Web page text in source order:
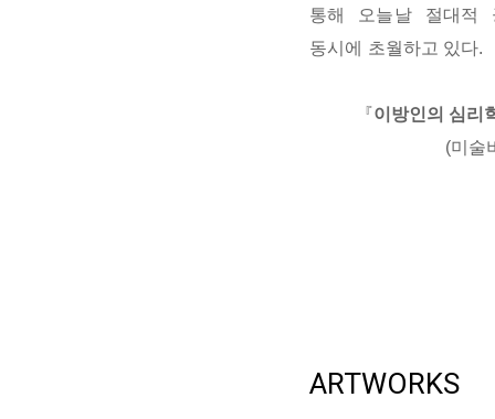
통해 오늘날 절대적
동시에 초월하고 있다.
『이방인의 심리
(미술
ARTWORKS